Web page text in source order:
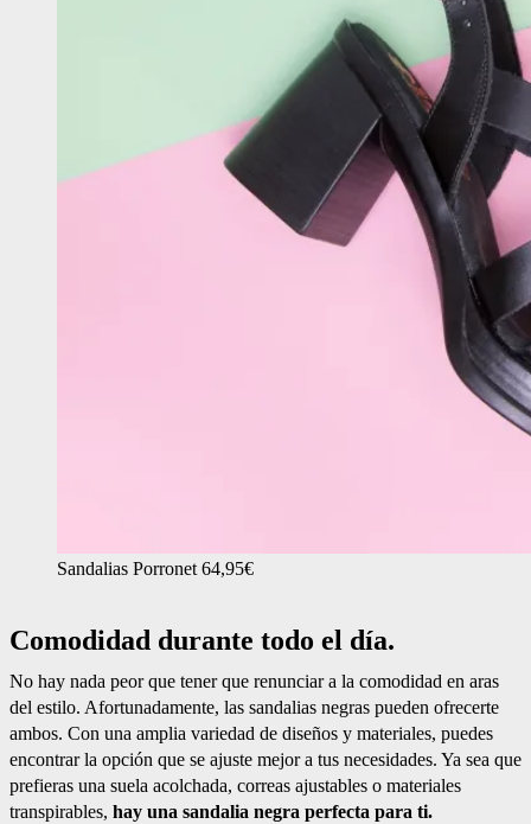
Sandalias Porronet 64,95€
Comodidad durante todo el día.
No hay nada peor que tener que renunciar a la comodidad en aras
del estilo. Afortunadamente, las sandalias negras pueden ofrecerte
ambos. Con una amplia variedad de diseños y materiales, puedes
encontrar la opción que se ajuste mejor a tus necesidades. Ya sea que
prefieras una suela acolchada, correas ajustables o materiales
transpirables, hay una sandalia negra perfecta para ti.